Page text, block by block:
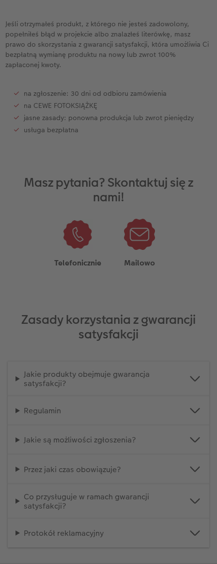
Kwadratowa mała
Kwadratowa XL
Dodatki do fotoksiążki
Zdjęcie w ramce
Plakat PREMIUM
Fotozestawy
Dodatki do zdjęć
Fotokartki
Etui ze zdjęciem
Dla miłośników zwierząt
hexxas
Fotoobraz na drewnie
Fotopanel
Fotoobraz wieloczęściowy
Dodatki do fotoobrazów
Fotoplakat z kolażem liczbowym
Jeśli otrzymałeś produkt, z którego nie jesteś zadowolony,
popełniłeś błąd w projekcie albo znalazłeś literówkę, masz
prawo do skorzystania z gwarancji satysfakcji, która umożliwia Ci
bezpłatną wymianę produktu na nowy lub zwrot 100%
zapłaconej kwoty.
na zgłoszenie: 30 dni od odbioru zamówienia
na CEWE FOTOKSIĄŻKĘ
jasne zasady: ponowna produkcja lub zwrot pieniędzy
usługa bezpłatna
Masz pytania? Skontaktuj się z
nami!
Telefonicznie Mailowo
Zasady korzystania z gwarancji
satysfakcji
Jakie produkty obejmuje gwarancja
satysfakcji?
Regulamin
Jakie są możliwości zgłoszenia?
Przez jaki czas obowiązuje?
Co przysługuje w ramach gwarancji
satysfakcji?
Protokół reklamacyjny